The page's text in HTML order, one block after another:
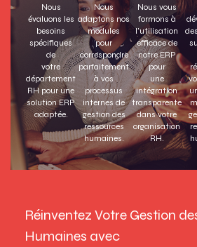
Nous
évaluons les
besoins
spécifiques
de
votre
département
RH pour une
solution ERP
adaptée.
Nous
adaptons nos
modules
pour
correspondre
parfaitement
à vos
processus
internes de
gestion des
ressources
humaines.
Nous vous
formons à
l'utilisation
efficace de
notre ERP
pour
une
intégration
transparente
dans votre
organisation
RH.
Réinventez Votre Gestion
Humaines avec